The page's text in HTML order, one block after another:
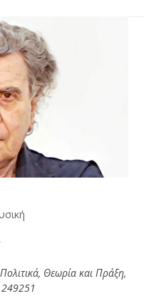
Θεωρία και Πράξη,